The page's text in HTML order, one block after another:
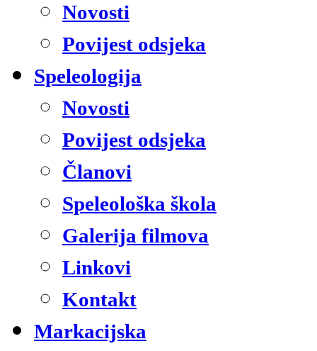
Novosti
Povijest odsjeka
Speleologija
Novosti
Povijest odsjeka
Članovi
Speleološka škola
Galerija filmova
Linkovi
Kontakt
Markacijska